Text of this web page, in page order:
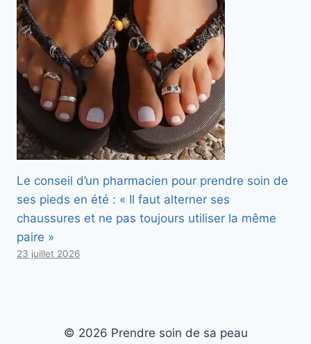
Le conseil d’un pharmacien pour prendre soin de
ses pieds en été : « Il faut alterner ses
chaussures et ne pas toujours utiliser la même
paire »
23 juillet 2026
© 2026 Prendre soin de sa peau